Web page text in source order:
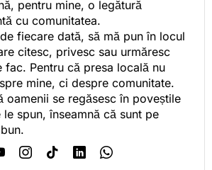
pentru mine, o legătură
cu comunitatea.
fiecare dată, să mă pun în locul
citesc, privesc sau urmăresc
fac. Pentru că presa locală nu
mine, ci despre comunitate.
oamenii se regăsesc în poveștile
le spun, înseamnă că sunt pe